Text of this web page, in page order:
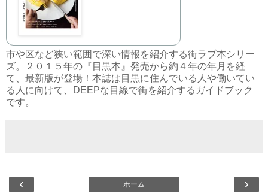
市や区など狭い範囲で深い情報を紹介する街ラブ本シリー
ズ。２０１５年の『目黒本』発売から約４年の年月を経
て、最新版が登場！本誌は目黒に住んでいる人や働いてい
る人に向けて、DEEPな目線で街を紹介するガイドブック
です。
‹ ›
ホーム